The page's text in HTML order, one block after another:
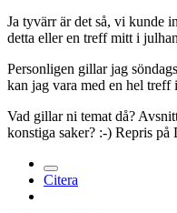
Ja tyvärr är det så, vi kunde
detta eller en treff mitt i
Personligen gillar jag
kan jag vara med en hel treff
Vad gillar ni temat då?
konstiga saker? :-) Repris på
Citera